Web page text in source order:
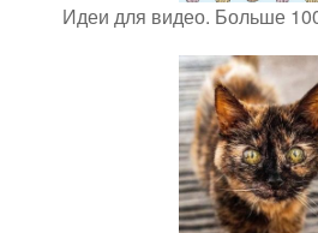
Идеи для видео. Больше